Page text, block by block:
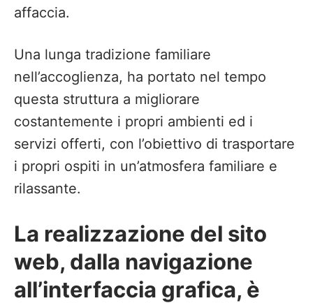
affaccia.
Una lunga tradizione familiare
nell’accoglienza, ha portato nel tempo
questa struttura a migliorare
costantemente i propri ambienti ed i
servizi offerti, con l’obiettivo di trasportare
i propri ospiti in un’atmosfera familiare e
rilassante.
La realizzazione del sito
web, dalla navigazione
all’interfaccia grafica, è